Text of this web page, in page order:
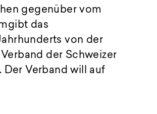
gegenüber vom
das
von der
der Schweizer
Der Verband will auf